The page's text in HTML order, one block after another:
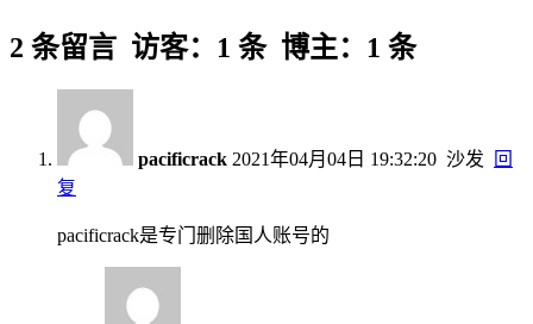
2 条留言 访客：1 条 博主：1 条
pacificrack 2021年04月04日 19:32:20 沙发
回
复
pacificrack是专门删除国人账号的